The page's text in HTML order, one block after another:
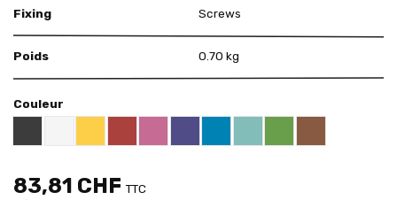
Fixing Screws
Poids 0.70 kg
Couleur
Black RAL 9005
WhiteYellow RAL 1018
Red RAL 3000
Pink RAL 4003
US Purple S4050 - R60B/M
Blue RAL 5015
Mint RAL 6027Brown RAL
83,81 CHF TTC